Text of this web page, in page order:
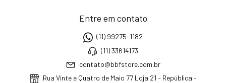
Entre em contato
(11) 99275-1182
(11) 33614173
contato@bbfstore.com.br
Rua Vinte e Quatro de Maio 77 Loja 21 - República -